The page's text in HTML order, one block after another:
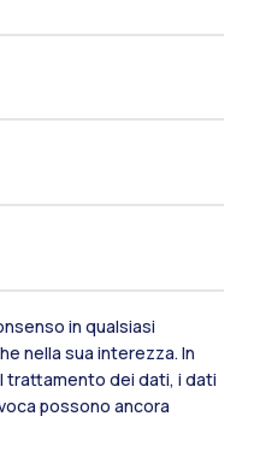
in qualsiasi
nella sua interezza. In
trattamento dei dati, i dati
possono ancora